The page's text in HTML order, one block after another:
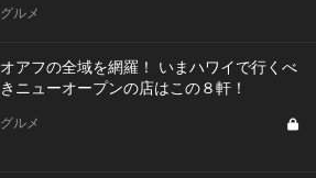
グルメ
オアフの全域を網羅！ いまハワイで行くべ
きニューオープンの店はこの８軒！
グルメ